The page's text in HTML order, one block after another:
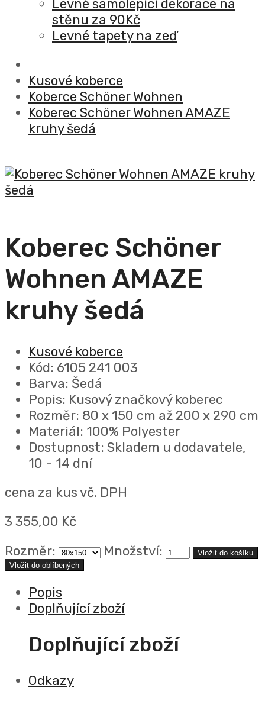
Levné samolepící dekorace na
stěnu za 90Kč
Levné tapety na zeď
Kusové koberce
Koberce Schöner Wohnen
Koberec Schöner Wohnen AMAZE
kruhy šedá
Koberec Schöner
Wohnen AMAZE
kruhy šedá
Kusové koberce
Kód: 6105 241 003
Barva: Šedá
Popis: Kusový značkový koberec
Rozměr: 80 x 150 cm až 200 x 290 cm
Materiál: 100% Polyester
Dostupnost: Skladem u dodavatele,
10 - 14 dní
cena za kus vč. DPH
3 355,00 Kč
Rozměr:
Množství:
Vložit do oblíbených
Popis
Doplňující zboží
Doplňující zboží
Odkazy